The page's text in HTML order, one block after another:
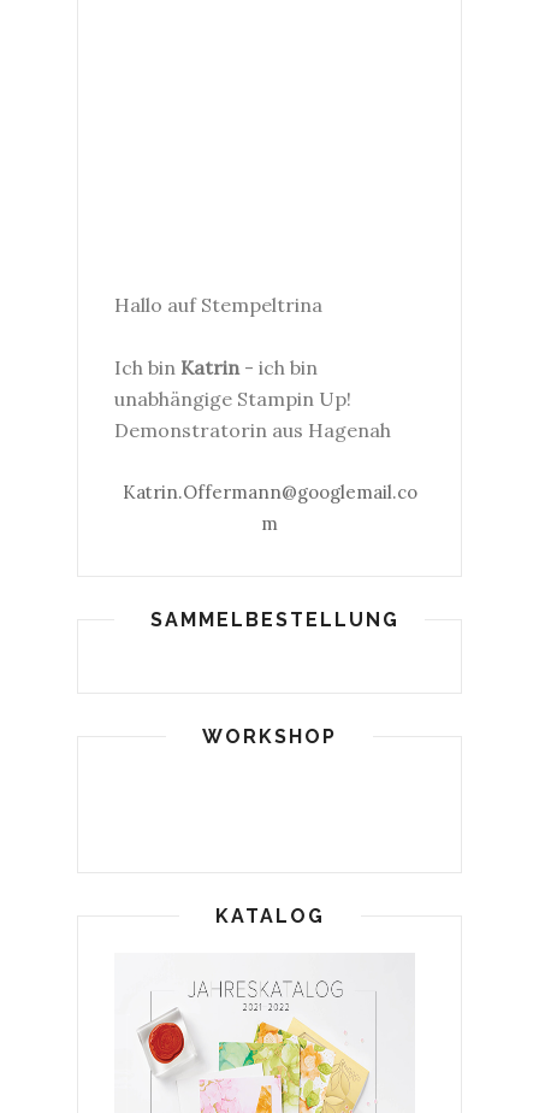
Hallo auf Stempeltrina
Ich bin Katrin - ich bin
unabhängige Stampin Up!
Demonstratorin aus Hagenah
Katrin.Offermann@googlemail.co
m
SAMMELBESTELLUNG
WORKSHOP
KATALOG